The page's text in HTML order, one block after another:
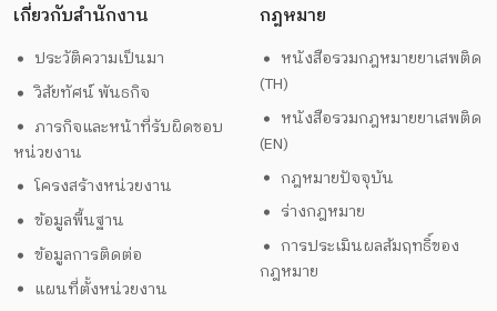
เกี่ยวกับสำนักงาน
ประวัติความเป็นมา
วิสัยทัศน์ พันธกิจ
ภารกิจและหน้าที่รับผิดชอบ
หน่วยงาน
โครงสร้างหน่วยงาน
ข้อมูลพื้นฐาน
ข้อมูลการติดต่อ
แผนที่ตั้งหน่วยงาน
กฎหมาย
หนังสือรวมกฎหมายยาเสพติด
(TH)
หนังสือรวมกฎหมายยาเสพติด
(EN)
กฎหมายปัจจุบัน
ร่างกฎหมาย
การประเมินผลสัมฤทธิ์ของ
กฎหมาย